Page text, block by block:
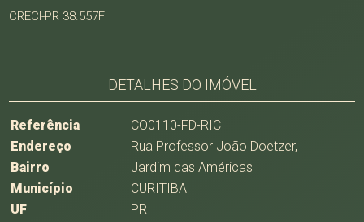
CRECI-PR 38.557F
DETALHES DO IMÓVEL
Referência
CO0110-FD-RIC
Endereço
Rua Professor João Doetzer,
Bairro
Jardim das Américas
Município
CURITIBA
UF
PR